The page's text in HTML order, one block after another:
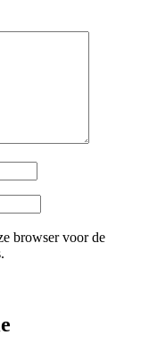
browser voor de